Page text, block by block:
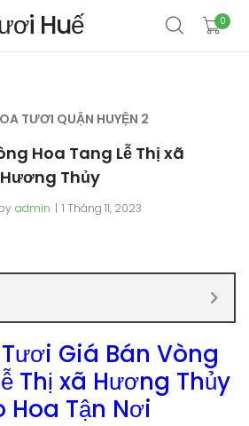
Huế 0
TƯƠI QUẬN HUYỆN 2
Hoa Tang Lễ Thị xã
Hương Thủy
admin 1 Tháng 11, 2023
Giá Bán Vòng
Thị xã Hương Thủy
Hoa Tận Nơi